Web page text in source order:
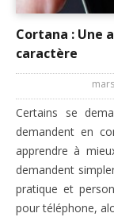
Cortana : Une
caractère
Certains se
demandent en
apprendre à
demandent
pratique et
pour téléphone,